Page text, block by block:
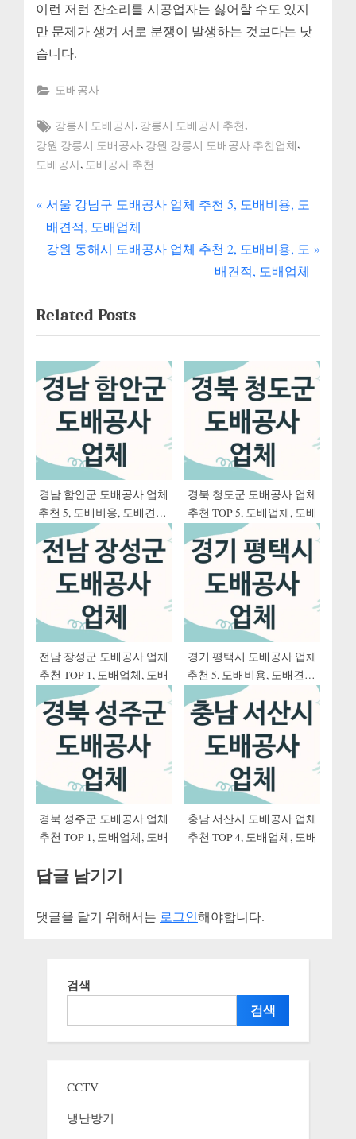
이런 저런 잔소리를 시공업자는 싫어할 수도 있지
만 문제가 생겨 서로 분쟁이 발생하는 것보다는 낫
습니다.
도배공사
Tags:
강릉시 도배공사, 강릉시 도배공사 추천,
강원 강릉시 도배공사, 강원 강릉시 도배공사 추천업체,
도배공사, 도배공사 추천
글
내
게
이
션
P
r
e
o
u
s
P
o
서울 강남구 도배공사 업체 추천 5, 도배비용, 도
배견적, 도배업체
N
t
P
o
s
t
강원 동해시 도배공사 업체 추천 2, 도배비용, 도
배견적, 도배업체
Related Posts
경남 함안군 도배공사 업체
추천 5, 도배비용, 도배견적,
도배업체
경북 청도군 도배공사 업체
추천 TOP 5, 도배업체, 도배
전남 장성군 도배공사 업체
추천 TOP 1, 도배업체, 도배
경기 평택시 도배공사 업체
추천 5, 도배비용, 도배견적,
도배업체
경북 성주군 도배공사 업체
추천 TOP 1, 도배업체, 도배
충남 서산시 도배공사 업체
추천 TOP 4, 도배업체, 도배
답글 남기기
댓글을 달기 위해서는 로그인해야합니다.
검색
검색
CCTV
냉난방기